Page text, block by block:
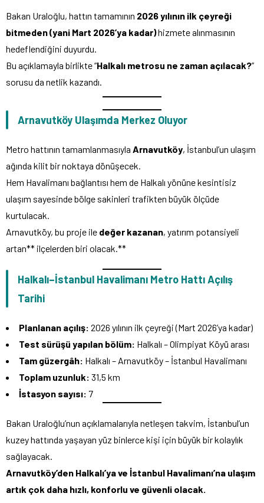
Bakan Uraloğlu, hattın tamamının 2026 yılının ilk çeyreği
bitmeden (yani Mart 2026’ya kadar)hizmete alınmasının
hedeflendiğini duyurdu.
Bu açıklamayla birlikte “Halkalı metrosu ne zaman açılacak?”
sorusu da netlik kazandı.
Arnavutköy Ulaşımda Merkez Oluyor
Metro hattının tamamlanmasıyla Arnavutköy, İstanbul’un ulaşım
ağında kilit bir noktaya dönüşecek.
Hem Havalimanı bağlantısı hem de Halkalı yönüne kesintisiz
ulaşım sayesinde bölge sakinleri trafikten büyük ölçüde
kurtulacak.
Arnavutköy, bu proje ile değer kazanan, yatırım potansiyeli
artan** ilçelerden biri olacak.**
Halkalı–İstanbul Havalimanı Metro Hattı Açılış
Tarihi
Planlanan açılış: 2026 yılının ilk çeyreği (Mart 2026’ya kadar)
Test sürüşü yapılan bölüm: Halkalı – Olimpiyat Köyü arası
Tam güzergâh: Halkalı – Arnavutköy – İstanbul Havalimanı
Toplam uzunluk: 31,5 km
İstasyon sayısı: 7
Bakan Uraloğlu’nun açıklamalarıyla netleşen takvim, İstanbul’un
kuzey hattında yaşayan yüz binlerce kişi için büyük bir kolaylık
sağlayacak.
Arnavutköy’den Halkalı’ya ve İstanbul Havalimanı’na ulaşım
artık çok daha hızlı, konforlu ve güvenli olacak.